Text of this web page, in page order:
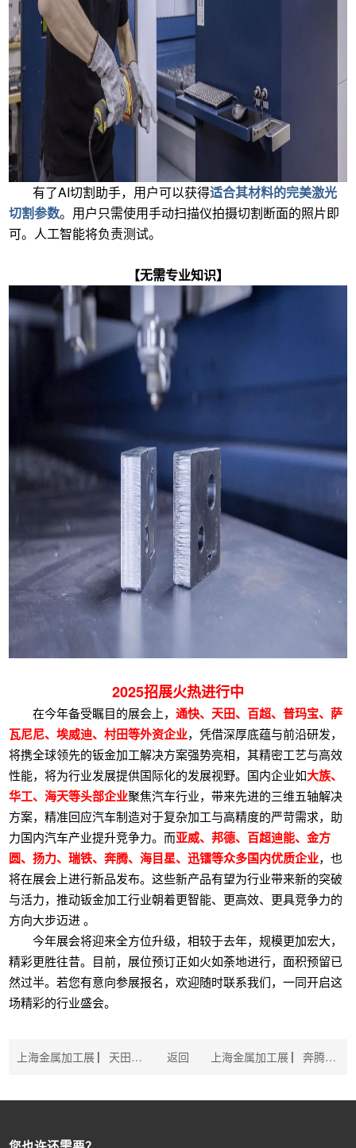
有了AI切割助手，用户可以获得适合其材料的完美激光
切割参数。用户只需使用手动扫描仪拍摄切割断面的照片即
可。人工智能将负责测试。
【无需专业知识】
2025招展火热进行中
在今年备受瞩目的展会上，通快、天田、百超、普玛宝、萨
瓦尼尼、埃威迪、村田等外资企业，凭借深厚底蕴与前沿研发，
将携全球领先的钣金加工解决方案强势亮相，其精密工艺与高效
性能，将为行业发展提供国际化的发展视野。国内企业如大族、
华工、海天等头部企业聚焦汽车行业，带来先进的三维五轴解决
方案，精准回应汽车制造对于复杂加工与高精度的严苛需求，助
力国内汽车产业提升竞争力。而亚威、邦德、百超迪能、金方
圆、扬力、瑞铁、奔腾、海目星、迅镭等众多国内优质企业，也
将在展会上进行新品发布。这些新产品有望为行业带来新的突破
与活力，推动钣金加工行业朝着更智能、更高效、更具竞争力的
方向大步迈进 。
今年展会将迎来全方位升级，相较于去年，规模更加宏大，
精彩更胜往昔。目前，展位预订正如火如荼地进行，面积预留已
然过半。若您有意向参展报名，欢迎随时联系我们，一同开启这
场精彩的行业盛会。
上海金属加工展 ▏天田收购基板钻孔加工机领域的领军企业 返回 上海金属加工展 ▏奔腾激光日本新产品发布会成功举行！